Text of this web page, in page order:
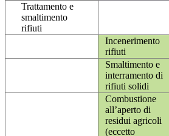
Trattamento e
smaltimento
rifiuti
Incenerimento
rifiuti
Smaltimento e
interramento di
rifiuti solidi
Combustione
all’aperto di
residui agricoli
(eccetto